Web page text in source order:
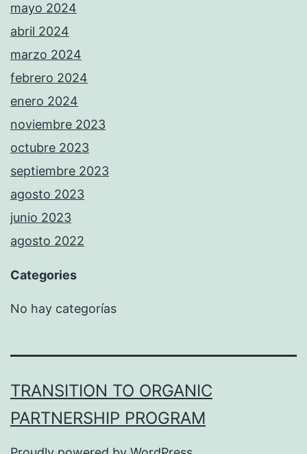
mayo 2024
abril 2024
marzo 2024
febrero 2024
enero 2024
noviembre 2023
octubre 2023
septiembre 2023
agosto 2023
junio 2023
agosto 2022
Categories
No hay categorías
TRANSITION TO ORGANIC
PARTNERSHIP PROGRAM